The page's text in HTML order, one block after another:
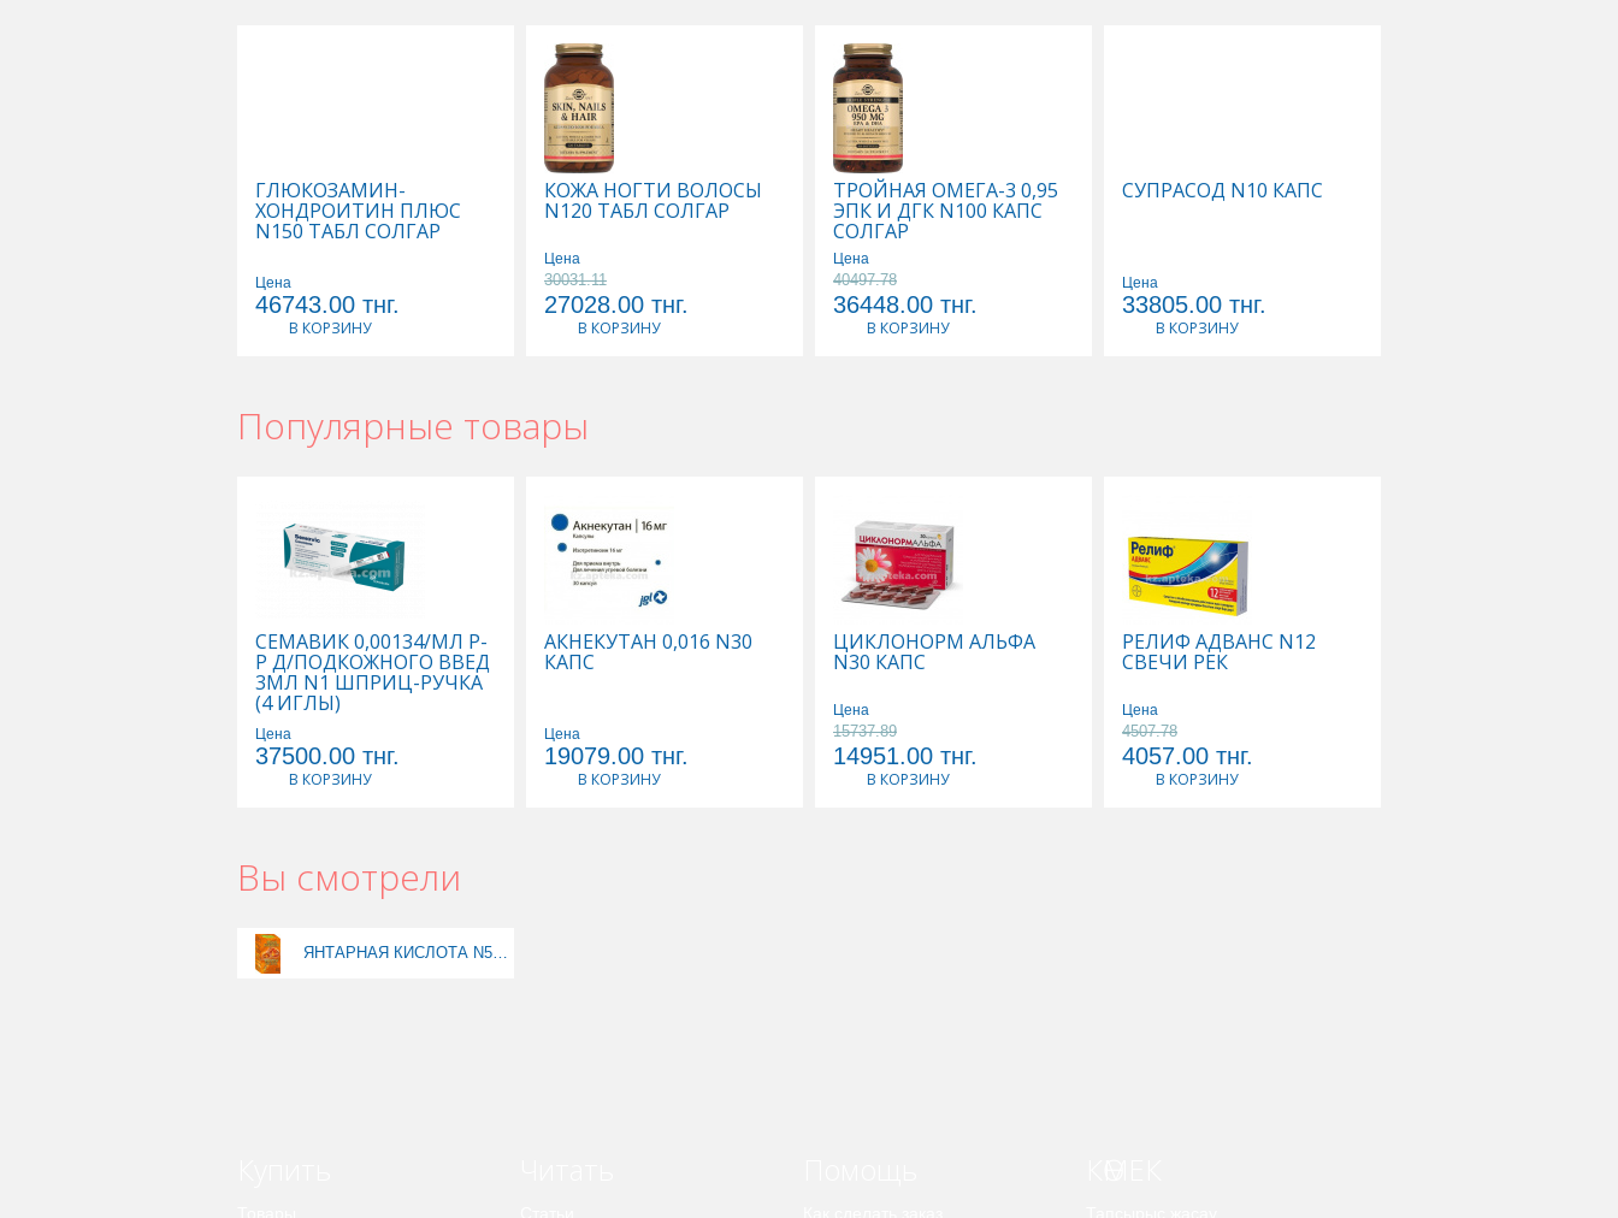
ГЛЮКОЗАМИН-
ХОНДРОИТИН ПЛЮС
N150 ТАБЛ СОЛГАР
Цена
46743.00 тнг.
В КОРЗИНУ
КОЖА НОГТИ ВОЛОСЫ
N120 ТАБЛ СОЛГАР
Цена
30031.11
27028.00 тнг.
В КОРЗИНУ
ТРОЙНАЯ ОМЕГА-3 0,95
ЭПК И ДГК N100 КАПС
СОЛГАР
Цена
40497.78
36448.00 тнг.
В КОРЗИНУ
СУПРАСОД N10 КАПС
Цена
33805.00 тнг.
В КОРЗИНУ
Популярные товары
СЕМАВИК 0,00134/МЛ Р-
Р Д/ПОДКОЖНОГО ВВЕД
3МЛ N1 ШПРИЦ-РУЧКА
(4 ИГЛЫ)
Цена
37500.00 тнг.
В КОРЗИНУ
АКНЕКУТАН 0,016 N30
КАПС
Цена
19079.00 тнг.
В КОРЗИНУ
ЦИКЛОНОРМ АЛЬФА
N30 КАПС
Цена
15737.89
14951.00 тнг.
В КОРЗИНУ
РЕЛИФ АДВАНС N12
СВЕЧИ РЕК
Цена
4507.78
4057.00 тнг.
В КОРЗИНУ
Вы смотрели